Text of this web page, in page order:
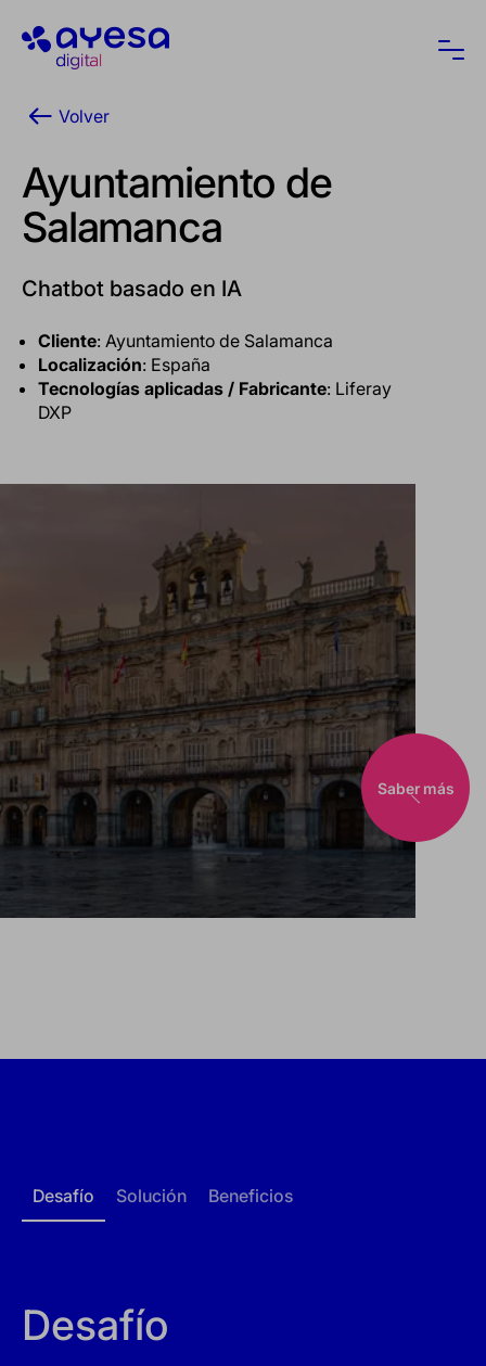
Ayesa
Saber más
Volver
Ayuntamiento de
Salamanca
Chatbot basado en IA
Cliente: Ayuntamiento de Salamanca
Localización: España
Tecnologías aplicadas / Fabricante: Liferay
DXP
Desafío Solución Beneficios
Desafío